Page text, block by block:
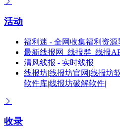
活动
福利迷 - 全网收集福利资源
最新线报网_线报群_线报
清风线报 - 实时线报
线报坊|线报坊官网|线报坊
软件库|线报坊破解软件|
收录